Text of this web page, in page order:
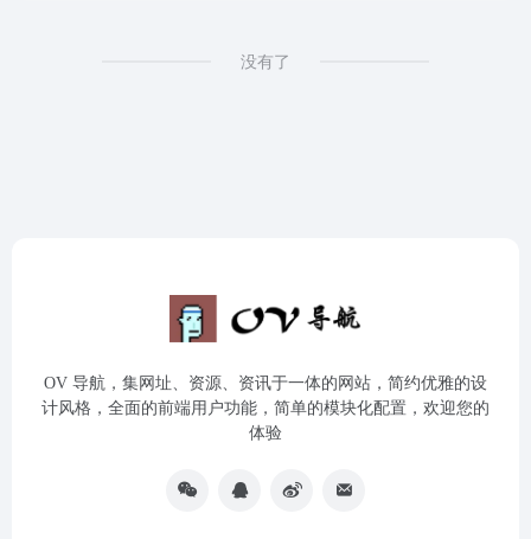
没有了
OV 导航，集网址、资源、资讯于一体的网站，简约优雅的设
计风格，全面的前端用户功能，简单的模块化配置，欢迎您的
体验